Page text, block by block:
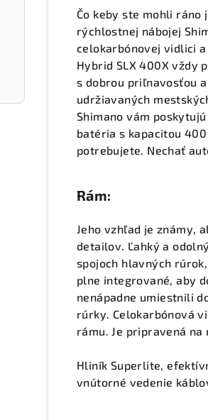
Čo keby ste mohli ráno
rýchlostnej nábojej
celokarbónovej vidlici a
Hybrid SLX 400X vždy
s dobrou priľnavosťou
udržiavaných
Shimano vám
batéria s kapacitou
potrebujete. Nechať
Rám:
Jeho vzhľad je známy,
detailov. Ľahký a
spojoch hlavných
plne integrované, aby
nenápadne umiestnili
rúrky. Celokarbónová
rámu. Je pripravená na
Hliník Superlite,
vnútorné vedenie